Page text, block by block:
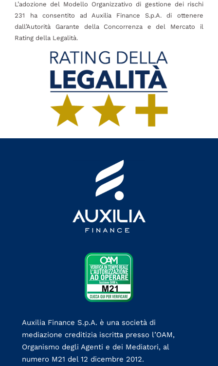
L’adozione del Modello Organizzativo di gestione dei rischi
231 ha consentito ad Auxilia Finance S.p.A. di ottenere
dall’Autorità Garante della Concorrenza e del Mercato il
Rating della Legalità.
Auxilia Finance S.p.A. è una società di
mediazione creditizia iscritta presso l’OAM,
Organismo degli Agenti e dei Mediatori, al
numero M21 del 12 dicembre 2012.